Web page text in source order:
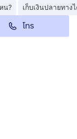
น? เก็บเงินปลายทาง
โทร